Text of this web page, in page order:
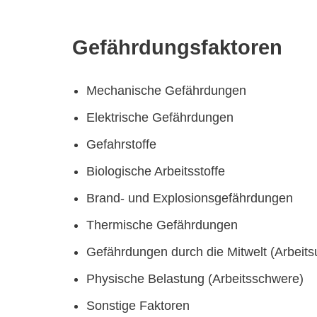
Gefährdungsfaktoren
Mechanische Gefährdungen
Elektrische Gefährdungen
Gefahrstoffe
Biologische Arbeitsstoffe
Brand- und Explosionsgefährdungen
Thermische Gefährdungen
Gefährdungen durch die Mitwelt
Physische Belastung (Arbeitsschwere)
Sonstige Faktoren